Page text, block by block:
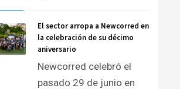
El sector arropa a Newcorred en
la celebración de su décimo
aniversario
Newcorred celebró el
pasado 29 de junio en